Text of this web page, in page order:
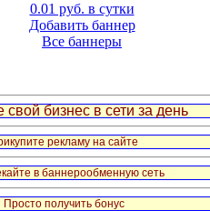
0.01 руб. в сутки
Добавить баннер
Все баннеры
свой бизнес в сети за день
рекламу на сайте
в баннерообменную сеть
Просто получить бонус